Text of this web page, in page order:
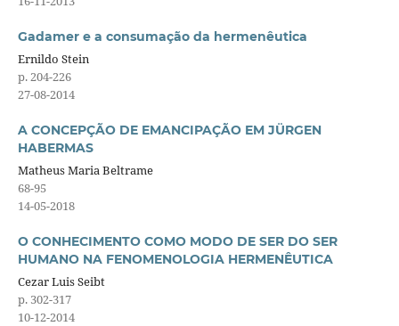
Gadamer e a consumação da hermenêutica
Ernildo Stein
p. 204-226
27-08-2014
A CONCEPÇÃO DE EMANCIPAÇÃO EM JÜRGEN
HABERMAS
Matheus Maria Beltrame
68-95
14-05-2018
O CONHECIMENTO COMO MODO DE SER DO SER
HUMANO NA FENOMENOLOGIA HERMENÊUTICA
Cezar Luis Seibt
p. 302-317
10-12-2014